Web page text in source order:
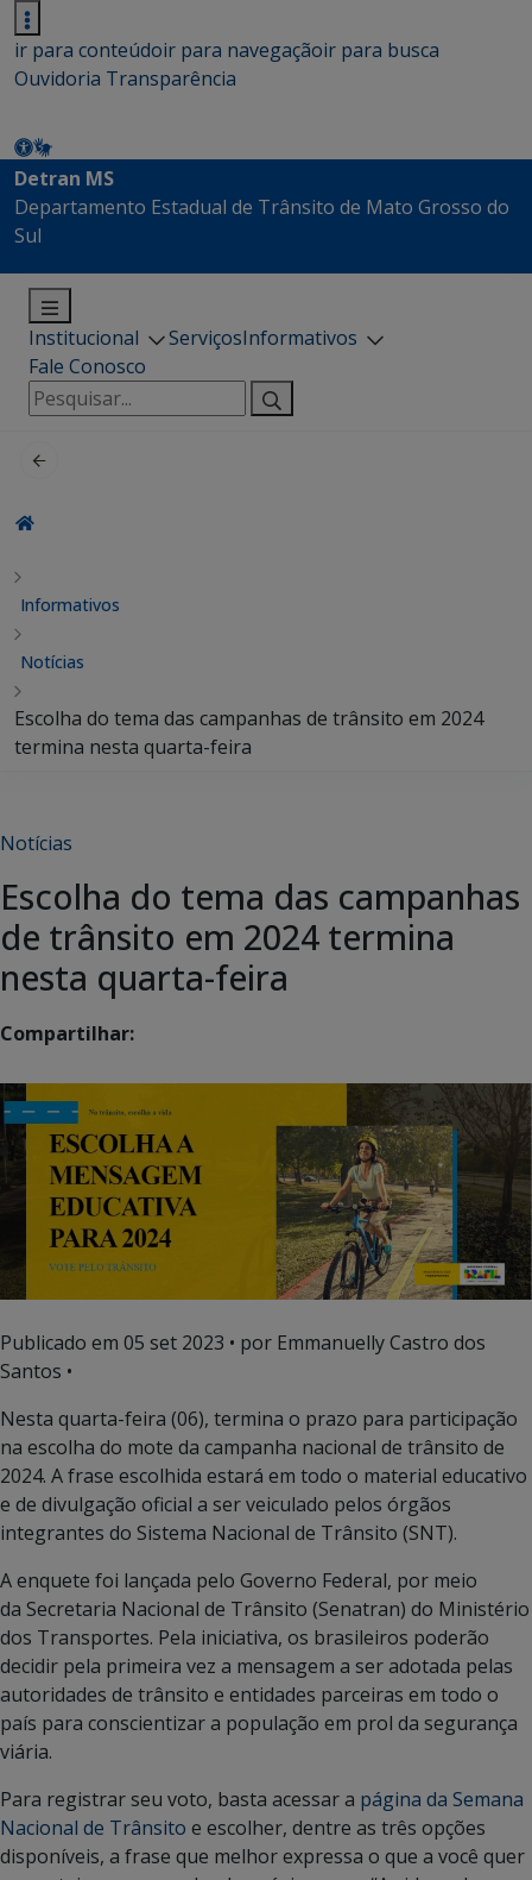
ir para conteúdoir para navegaçãoir para busca
Ouvidoria Transparência
Detran MS
Departamento Estadual de Trânsito de Mato Grosso do
Sul
Institucional ServiçosInformativos
Fale Conosco
Pesquisar
por:
Informativos
Notícias
Escolha do tema das campanhas de trânsito em 2024
termina nesta quarta-feira
Notícias
Escolha do tema das campanhas
de trânsito em 2024 termina
nesta quarta-feira
Compartilhar:
Publicado em 05 set 2023 • por Emmanuelly Castro dos
Santos •
Nesta quarta-feira (06), termina o prazo para participação
na escolha do mote da campanha nacional de trânsito de
2024. A frase escolhida estará em todo o material educativo
e de divulgação oficial a ser veiculado pelos órgãos
integrantes do Sistema Nacional de Trânsito (SNT).
A enquete foi lançada pelo Governo Federal, por meio
da Secretaria Nacional de Trânsito (Senatran) do Ministério
dos Transportes. Pela iniciativa, os brasileiros poderão
decidir pela primeira vez a mensagem a ser adotada pelas
autoridades de trânsito e entidades parceiras em todo o
país para conscientizar a população em prol da segurança
viária.
Para registrar seu voto, basta acessar a página da Semana
Nacional de Trânsito e escolher, dentre as três opções
disponíveis, a frase que melhor expressa o que a você quer